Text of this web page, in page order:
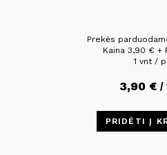
Prekės
Kaina 3,90 € +
1 vnt /
3,90 € /
PRIDĖTI Į